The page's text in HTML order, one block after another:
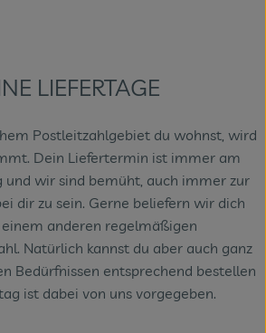
LIEFERTAGE
Postleitzahlgebiet du wohnst, wird
Dein Liefertermin ist immer am
und wir sind bemüht, auch immer zur
dir zu sein. Gerne beliefern wir dich
anderen regelmäßigen
Natürlich kannst du aber auch ganz
Bedürfnissen entsprechend bestellen
ist dabei von uns vorgegeben.